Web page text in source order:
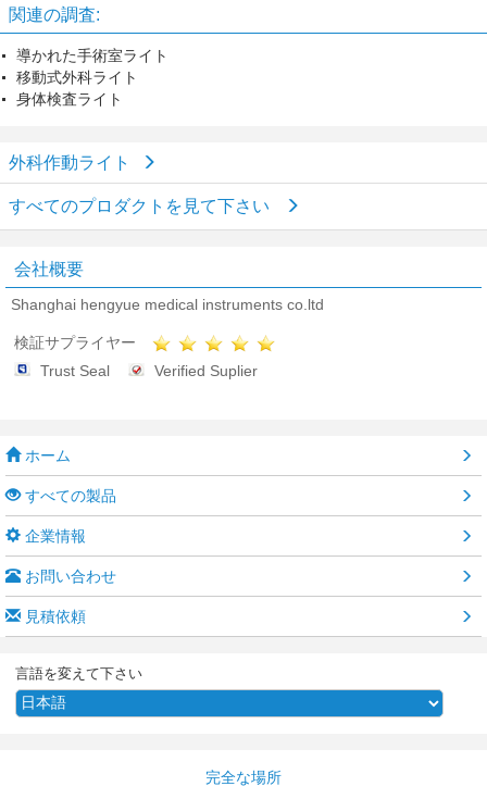
関連の調査:
導かれた手術室ライト
移動式外科ライト
身体検査ライト
外科作動ライト
すべてのプロダクトを見て下さい
会社概要
Shanghai hengyue medical instruments co.ltd
検証サプライヤー
Trust Seal
Verified Suplier
ホーム
すべての製品
企業情報
お問い合わせ
見積依頼
言語を変えて下さい
完全な場所